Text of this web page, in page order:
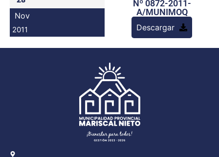
Seguridad
Programas
Nov
2011
Nº 0872-2011-
A/MUNIMOQ
Descargar